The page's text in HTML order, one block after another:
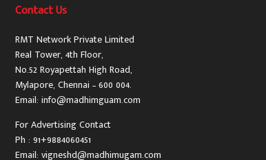
Contact Us
RMT Network Private Limited
Real Tower, 4th Floor,
No.52 Royapettah High Road,
Mylapore, Chennai – 600 004.
Email: info@madhimguam.com
For Advertising Contact
Ph : 91+9884060451
Email: vigneshd@madhimugam.com